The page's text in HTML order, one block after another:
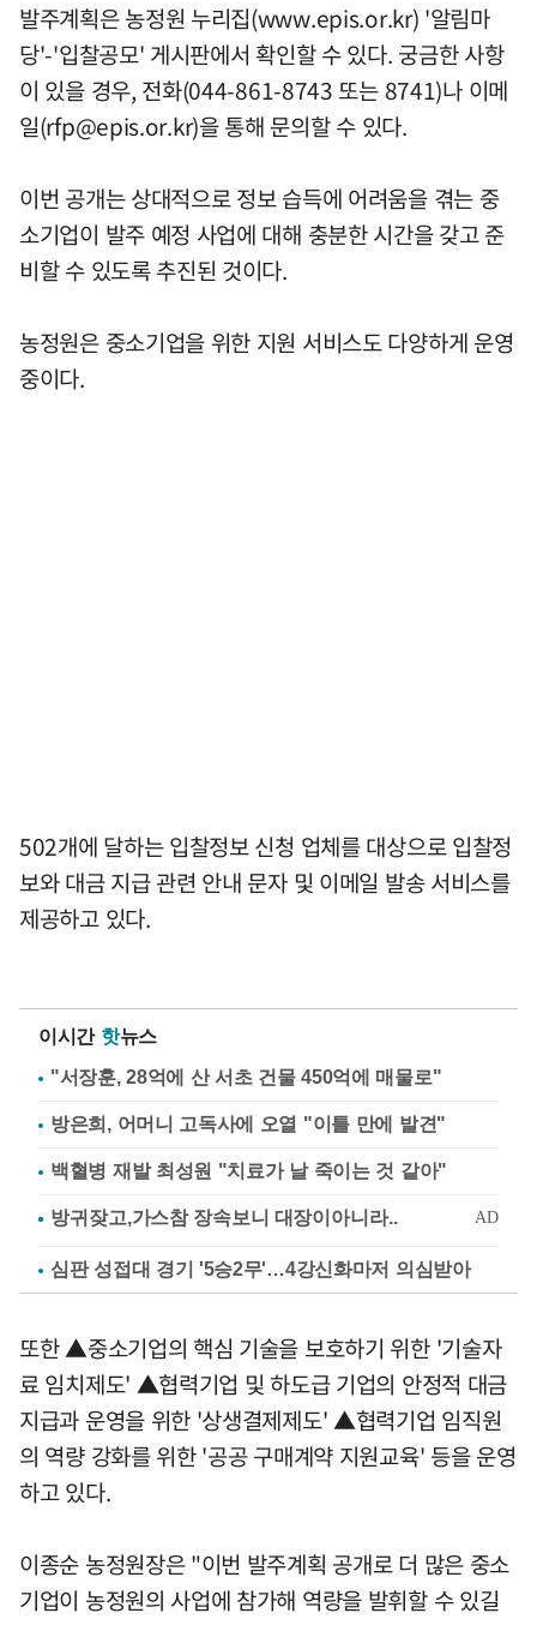
발주계획은 농정원 누리집(www.epis.or.kr) '알림마
당'-'입찰공모' 게시판에서 확인할 수 있다. 궁금한 사항
이 있을 경우, 전화(044-861-8743 또는 8741)나 이메
일(rfp@epis.or.kr)을 통해 문의할 수 있다.
이번 공개는 상대적으로 정보 습득에 어려움을 겪는 중
소기업이 발주 예정 사업에 대해 충분한 시간을 갖고 준
비할 수 있도록 추진된 것이다.
농정원은 중소기업을 위한 지원 서비스도 다양하게 운영
중이다.
502개에 달하는 입찰정보 신청 업체를 대상으로 입찰정
보와 대금 지급 관련 안내 문자 및 이메일 발송 서비스를
제공하고 있다.
이시간 핫뉴스
"서장훈, 28억에 산 서초 건물 450억에 매물로"
방은희, 어머니 고독사에 오열 "이틀 만에 발견"
백혈병 재발 최성원 "치료가 날 죽이는 것 같아"
심판 성접대 경기 '5승2무'…4강신화마저 의심받아
또한 ▲중소기업의 핵심 기술을 보호하기 위한 '기술자
료 임치제도' ▲협력기업 및 하도급 기업의 안정적 대금
지급과 운영을 위한 '상생결제제도' ▲협력기업 임직원
의 역량 강화를 위한 '공공 구매계약 지원교육' 등을 운영
하고 있다.
이종순 농정원장은 "이번 발주계획 공개로 더 많은 중소
기업이 농정원의 사업에 참가해 역량을 발휘할 수 있길